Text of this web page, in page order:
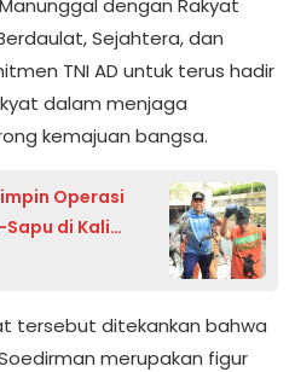
Sejahtera, dan
TNI AD untuk terus hadir
dalam menjaga
kemajuan bangsa.
Operasi
di Kali
tersebut ditekankan bahwa
merupakan figur